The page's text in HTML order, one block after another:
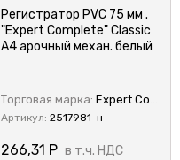
Регистратор PVC 75 мм .
"Expert Complete" Classic
А4 арочный механ. белый
Торговая марка: Expert Complete
Артикул: 2517981-н
266,31 Р в т.ч. НДС